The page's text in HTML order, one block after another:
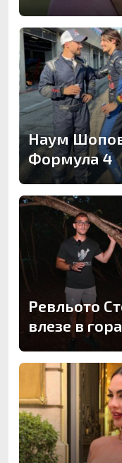
Наум
Формула 4
Ревльото
влезе в